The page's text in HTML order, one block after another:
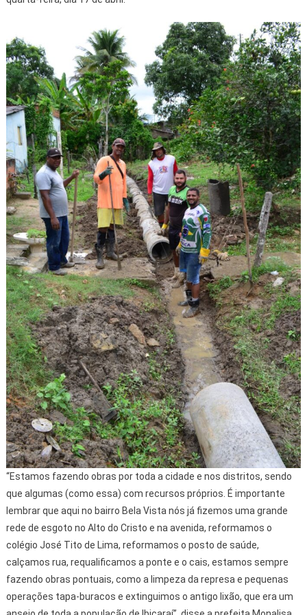
“Estamos fazendo obras por toda a cidade e nos distritos, sendo
que algumas (como essa) com recursos próprios. É importante
lembrar que aqui no bairro Bela Vista nós já fizemos uma grande
rede de esgoto no Alto do Cristo e na avenida, reformamos o
colégio José Tito de Lima, reformamos o posto de saúde,
calçamos rua, requalificamos a ponte e o cais, estamos sempre
fazendo obras pontuais, como a limpeza da represa e pequenas
operações tapa-buracos e extinguimos o antigo lixão, que era um